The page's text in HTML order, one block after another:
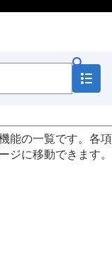
する（
能の一覧です。各項
ジに移動できます。